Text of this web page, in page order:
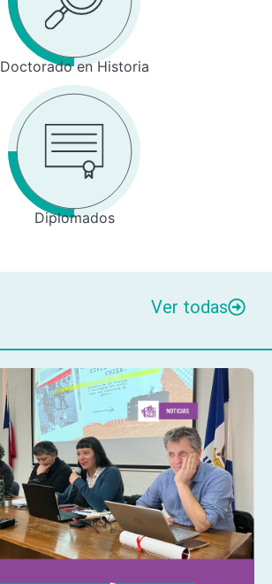
Doctorado en Historia
Diplomados
Ver todas